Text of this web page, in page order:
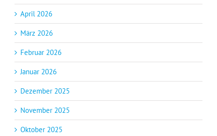
April 2026
März 2026
Februar 2026
Januar 2026
Dezember 2025
November 2025
Oktober 2025